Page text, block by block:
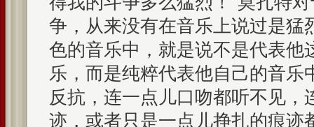
争，从来没有在音乐上说过是猛
色的音乐中，就是说不是代表他
乐，而是纯粹代表他自己的音乐
反抗，连一点儿口吻都听不见，
迹，或者只是一点儿挣扎的痕迹